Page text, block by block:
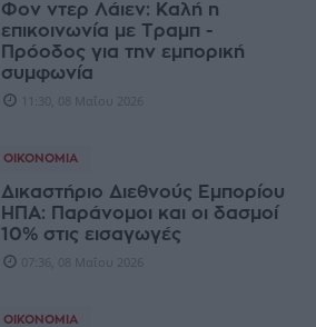
Φον ντερ Λάιεν: Kαλή η
επικοινωνία με Τραμπ -
Πρόοδος για την εμπορική
συμφωνία
11:30, 08 Μαΐου 2026
ΟΙΚΟΝΟΜΊΑ
Δικαστήριο Διεθνούς Εμπορίου
ΗΠΑ: Παράνομοι και οι δασμοί
10% στις εισαγωγές
07:36, 08 Μαΐου 2026
ΟΙΚΟΝΟΜΊΑ